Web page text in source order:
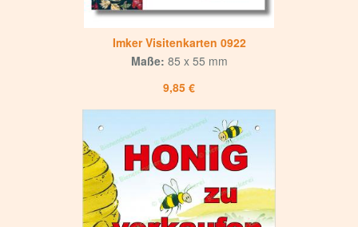
Imker Visitenkarten 0922
9,85 €
Maße: 85 x 55 mm